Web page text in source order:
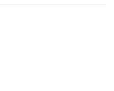
могут сыграть